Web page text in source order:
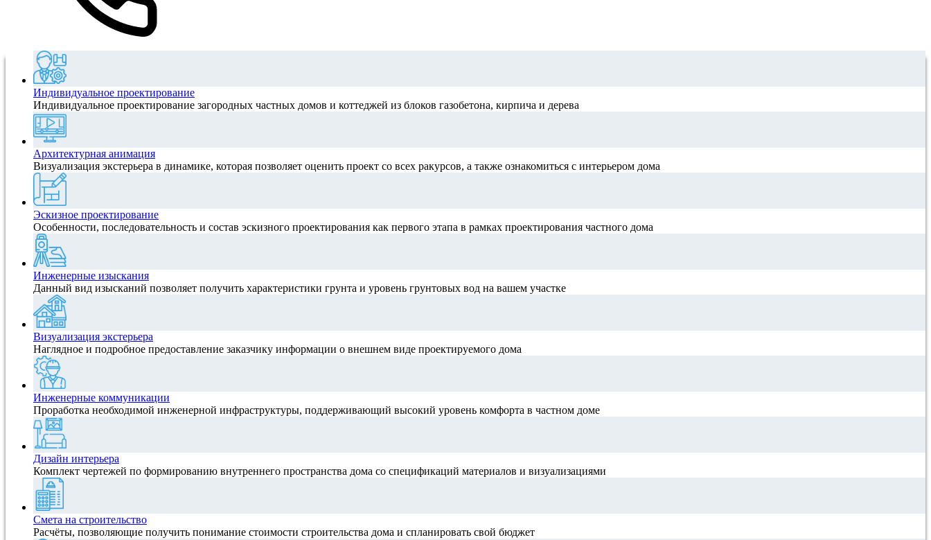
Индивидуальное проектирование
Индивидуальное проектирование загородных частных домов и коттеджей из блоков газобетона, кирпича и дерева
Архитектурная анимация
Визуализация экстерьера в динамике, которая позволяет оценить проект со всех ракурсов, а также ознакомиться с интерьером дома
Эскизное проектирование
Особенности, последовательность и состав эскизного проектирования как первого этапа в рамках проектирования частного дома
Инженерные изыскания
Данный вид изысканий позволяет получить характеристики грунта и уровень грунтовых вод на вашем участке
Визуализация экстерьера
Наглядное и подробное предоставление заказчику информации о внешнем виде проектируемого дома
Инженерные коммуникации
Проработка необходимой инженерной инфраструктуры, поддерживающий высокий уровень комфорта в частном доме
Дизайн интерьера
Комплект чертежей по формированию внутреннего пространства дома со спецификаций материалов и визуализациями
Смета на строительство
Расчёты, позволяющие получить понимание стоимости строительства дома и спланировать свой бюджет